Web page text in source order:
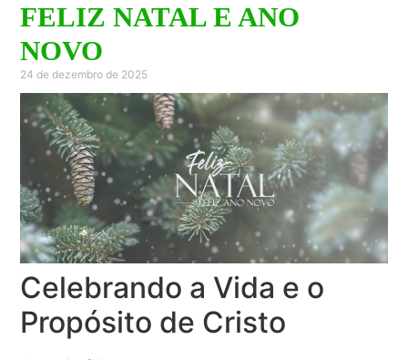
FELIZ NATAL E ANO
NOVO
24 de dezembro de 2025
Celebrando a Vida e o
Propósito de Cristo